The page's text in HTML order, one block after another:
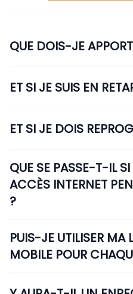
QUE DOIS-JE
ET SI JE SUIS EN
ET SI JE DOIS
QUE SE PASSE-T-IL
ACCÈS INTERNET
?
PUIS-JE UTILISER MA
MOBILE POUR